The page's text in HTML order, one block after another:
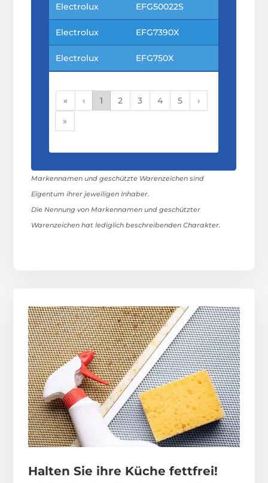
Electrolux EFG50022S
Electrolux EFG7390X
Electrolux EFG750X
« ‹ 1 2 3 4 5
›
»
Markennamen und geschützte Warenzeichen sind
Eigentum ihrer jeweiligen Inhaber.
Die Nennung von Markennamen und geschützter
Warenzeichen hat lediglich beschreibenden Charakter.
Halten Sie ihre Küche fettfrei!